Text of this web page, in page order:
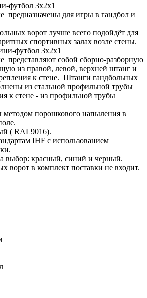
футбол 3х2х1
предназначены для игры в гандбол и
ворот лучше всего подойдёт для
спортивных залах возле стены.
футбол 3х2х1
представляют собой сборно-разборную
из правой, левой, верхней штанг и
к стене. Штанги гандбольных
из стальной профильной трубы
к стене - из профильной трубы
методом порошкового напыления в
( RAL9016).
IHF с использованием
выбор: красный, синий и черный.
ворот в комплект поставки не входит.